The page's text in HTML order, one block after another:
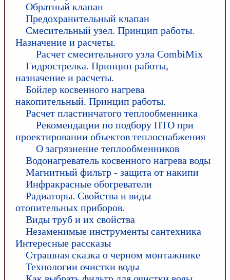
Обратный клапан
Предохранительный клапан
Смесительный узел. Принцип работы.
Назначение и расчеты.
Расчет смесительного узла CombiMix
Гидрострелка. Принцип работы,
назначение и расчеты.
Бойлер косвенного нагрева
накопительный. Принцип работы.
Расчет пластинчатого теплообменника
Рекомендации по подбору ПТО при
проектировании объектов теплоснабжения
О загрязнение теплообменников
Водонагреватель косвенного нагрева воды
Магнитный фильтр - защита от накипи
Инфракрасные обогреватели
Радиаторы. Свойства и виды
отопительных приборов.
Виды труб и их свойства
Незаменимые инструменты сантехника
Интересные рассказы
Страшная сказка о черном монтажнике
Технологии очистки воды